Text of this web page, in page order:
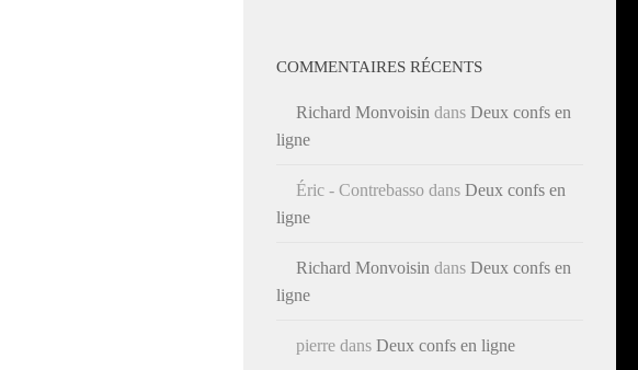
COMMENTAIRES RÉCENTS
Richard Monvoisin dans Deux confs en
ligne
Éric - Contrebasso dans Deux confs en
ligne
Richard Monvoisin dans Deux confs en
ligne
pierre dans Deux confs en ligne